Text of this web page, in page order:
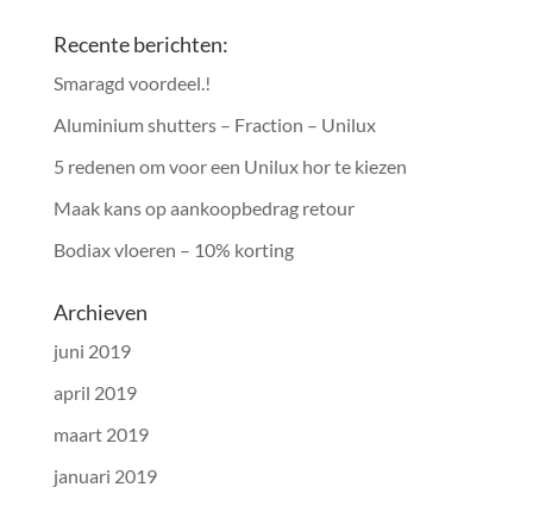
Recente berichten:
Smaragd voordeel.!
Aluminium shutters – Fraction – Unilux
5 redenen om voor een Unilux hor te kiezen
Maak kans op aankoopbedrag retour
Bodiax vloeren – 10% korting
Archieven
juni 2019
april 2019
maart 2019
januari 2019